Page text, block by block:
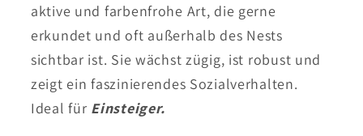
aktive und farbenfrohe Art, die gerne
erkundet und oft außerhalb des Nests
sichtbar ist. Sie wächst zügig, ist robust und
zeigt ein faszinierendes Sozialverhalten.
Ideal für Einsteiger.